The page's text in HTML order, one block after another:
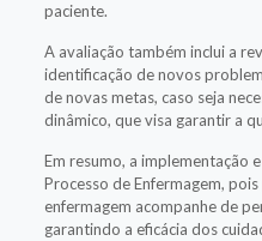
paciente.
A avaliação também inclui a
identificação de novos
de novas metas, caso seja
dinâmico, que visa garantir a
Em resumo, a implementação
Processo de Enfermagem,
enfermagem acompanhe de
garantindo a eficácia dos